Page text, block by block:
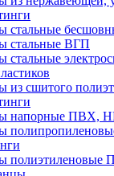
стальные
стальные ВГП
стальные
из сшитого
напорные ПВХ,